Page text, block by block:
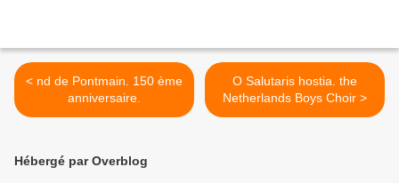
< nd de Pontmain. 150 ème
anniversaire.
O Salutaris hostia. the
Netherlands Boys Choir >
Hébergé par Overblog